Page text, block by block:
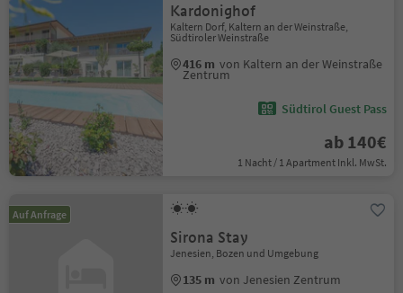
Kardonighof
Kaltern Dorf, Kaltern an der Weinstraße,
Südtiroler Weinstraße
416 m von Kaltern an der Weinstraße
Zentrum
Südtirol Guest Pass
ab 140€
1 Nacht / 1 Apartment Inkl. MwSt.
Auf Anfrage
Sirona Stay
Jenesien, Bozen und Umgebung
135 m von Jenesien Zentrum